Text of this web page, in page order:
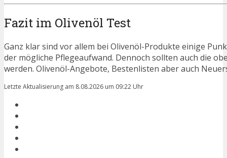
Fazit im Olivenöl Test
Ganz klar sind vor allem bei Olivenöl-Produkte einige
der mögliche Pflegeaufwand. Dennoch sollten auch die
werden. Olivenöl-Angebote, Bestenlisten aber auch
Letzte Aktualisierung am 8.08.2026 um 09:22 Uhr